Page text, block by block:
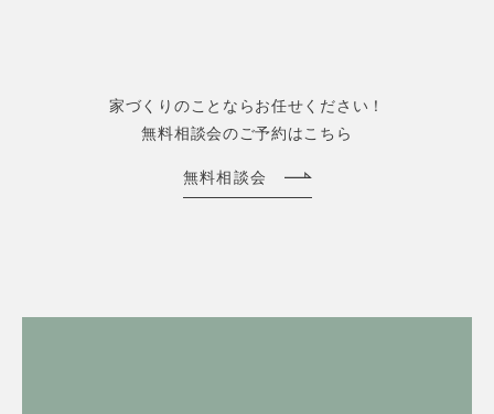
家づくりのことならお任せください！
無料相談会のご予約はこちら
無料相談会